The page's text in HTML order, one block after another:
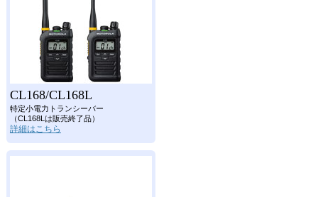
CL168/CL168L
特定小電力トランシーバー
（CL168Lは販売終了品）
詳細はこちら